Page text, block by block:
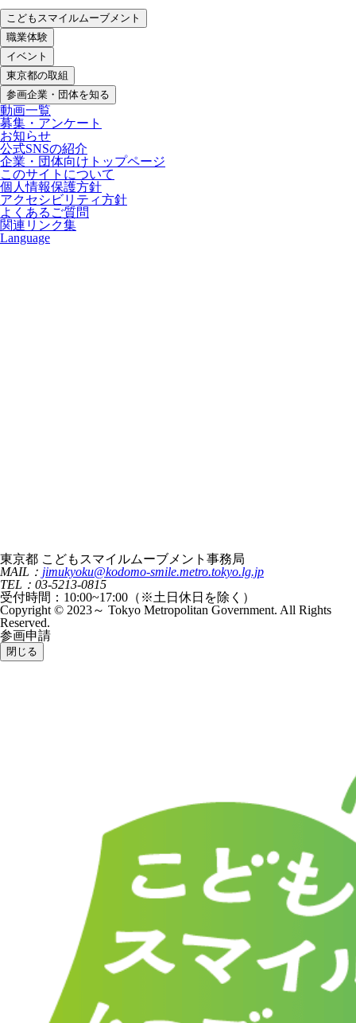
こどもスマイルムーブメント
職業体験
イベント
東京都の取組
参画企業・団体を知る
動画一覧
募集・アンケート
お知らせ
公式SNSの紹介
企業・団体向けトップページ
このサイトについて
個人情報保護方針
アクセシビリティ方針
よくあるご質問
関連リンク集
Language
東京都 こどもスマイルムーブメント事務局
MAIL： jimukyoku@kodomo-smile.metro.tokyo.lg.jp
TEL：03-5213-0815
受付時間：10:00~17:00（※土日休日を除く）
Copyright © 2023～ Tokyo Metropolitan Government. All Rights
Reserved.
参画申請
閉じる